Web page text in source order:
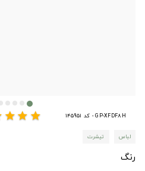
GP-XFDF8H - کد 145951 star
star
star
لباس تیشرت
رنگ